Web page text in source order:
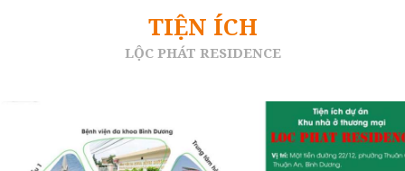
TIỆN ÍCH
LỘC PHÁT RESIDENCE